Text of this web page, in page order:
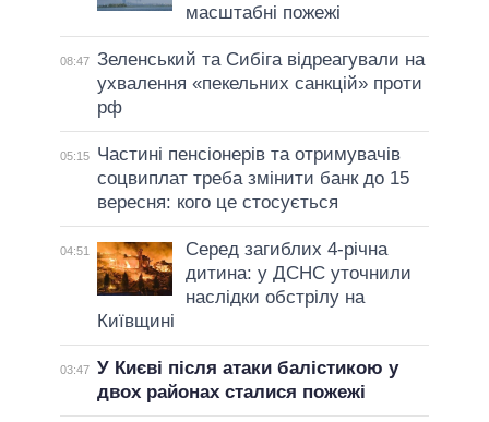
масштабні пожежі
08:47 Зеленський та Сибіга відреагували на
ухвалення «пекельних санкцій» проти
рф
05:15
Частині пенсіонерів та отримувачів
соцвиплат треба змінити банк до 15
вересня: кого це стосується
04:51
Серед загиблих 4-річна
дитина: у ДСНС уточнили
наслідки обстрілу на
Київщині
03:47 У Києві після атаки балістикою у
двох районах сталися пожежі